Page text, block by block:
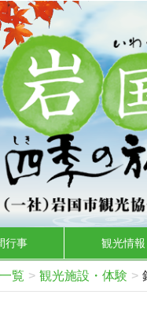
行事 観光情報
覧 観光施設・体験